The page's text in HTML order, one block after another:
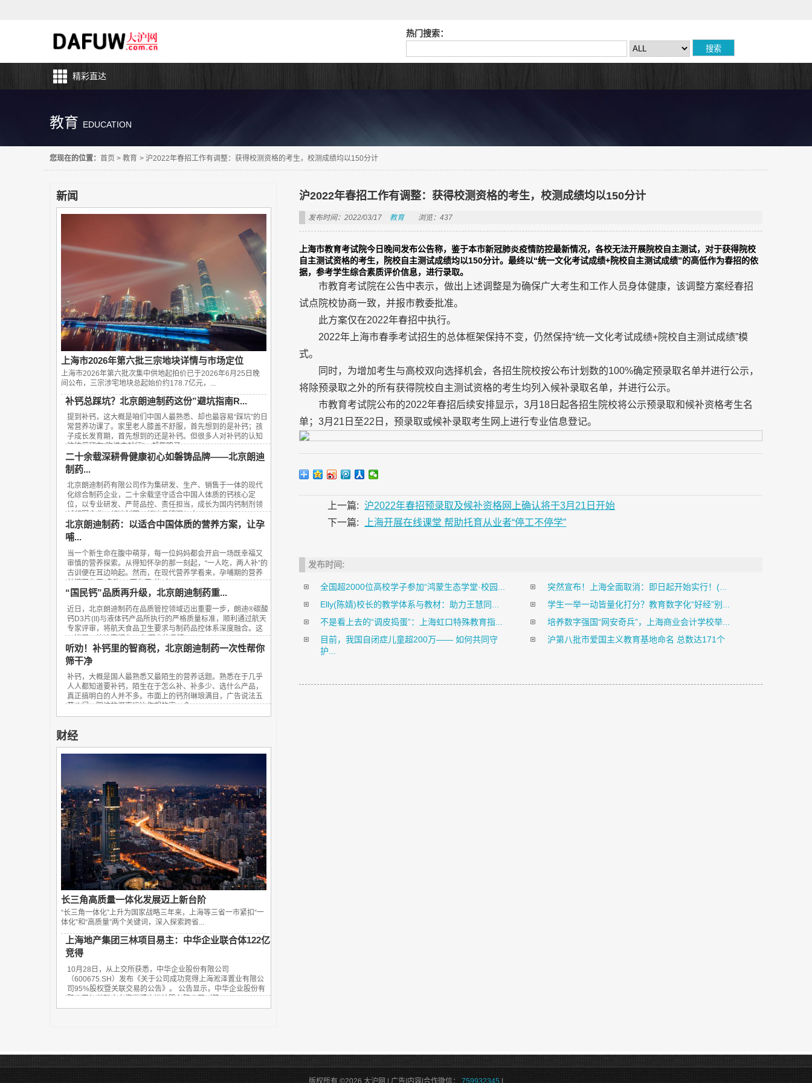
热门搜索：
精彩直达
教育 EDUCATION
您现在的位置： 首页 > 教育 > 沪2022年春招工作有调整：获得校测资格的考生，校测成绩均以150分计
新闻
上海市2026年第六批三宗地块详情与市场定位
上海市2026年第六批次集中供地起拍价已于2026年6月25日晚
间公布，‌三宗涉宅地块总起始价约178.7亿元‌，...
补钙总踩坑？北京朗迪制药这份”避坑指南R...
提到补钙，这大概是咱们中国人最熟悉、却也最容易“踩坑”的日
常营养功课了。家里老人膝盖不舒服，首先想到的是补钙；孩
子成长发育期，首先想到的还是补钙。但很多人对补钙的认知
往往停留在“吃进去就行”，却忽略了...
二十余载深耕骨健康初心如磐铸品牌——北京朗迪
制药...
北京朗迪制药有限公司作为集研发、生产、销售于一体的现代
化综合制药企业，二十余载坚守适合中国人体质的钙核心定
位，以专业研发、严苛品控、责任担当，成长为国内钙制剂领
域领军企业，朗迪制药、朗迪品牌深入人...
北京朗迪制药：以适合中国体质的营养方案，让孕
哺...
当一个新生命在腹中萌芽，每一位妈妈都会开启一场既幸福又
审慎的营养探索。从得知怀孕的那一刻起，“一人吃，两人补”的
古训便在耳边响起。然而，在现代营养学看来，孕哺期的营养
关键不在于“多吃”，而在于“补对”。...
“国民钙”品质再升级，北京朗迪制药重...
近日，北京朗迪制药在品质管控领域迈出重要一步，朗迪®碳酸
钙D3片(II)与液体钙产品所执行的严格质量标准，顺利通过航天
专家评审，将航天食品卫生要求与制药品控体系深度融合。这
一进展，让这家拥有23年历史的品牌...
听劝！补钙里的智商税，北京朗迪制药一次性帮你
筛干净
补钙，大概是国人最熟悉又最陌生的营养话题。熟悉在于几乎
人人都知道要补钙，陌生在于怎么补、补多少、选什么产品，
真正搞明白的人并不多。市面上的钙剂琳琅满目，广告说法五
花八门，踩坑的概率远比你想的高。今...
财经
长三角高质量一体化发展迈上新台阶
“长三角一体化”上升为国家战略三年来，上海等三省一市紧扣“一
体化”和“高质量”两个关键词，深入探索跨省...
上海地产集团三林项目易主：中华企业联合体122亿
竞得
10月28日，从上交所获悉，中华企业股份有限公司
（600675.SH）发布《关于公司成功竞得上海淞泽置业有限公
司95%股权暨关联交易的公告》。 公告显示，中华企业股份有
限公司与关联方上海世博土地控股有限公司（简...
沪2022年春招工作有调整：获得校测资格的考生，校测成绩均以150分计
发布时间：2022/03/17 教育 浏览：437
上海市教育考试院今日晚间发布公告称，鉴于本市新冠肺炎疫情防控最新情况，各校无法开展院校自主测试，对于获得院校
自主测试资格的考生，院校自主测试成绩均以150分计。最终以“统一文化考试成绩+院校自主测试成绩”的高低作为春招的依
据，参考学生综合素质评价信息，进行录取。
市教育考试院在公告中表示，做出上述调整是为确保广大考生和工作人员身体健康，该调整方案经春招
试点院校协商一致，并报市教委批准。
此方案仅在2022年春招中执行。
2022年上海市春季考试招生的总体框架保持不变，仍然保持“统一文化考试成绩+院校自主测试成绩”模
式。
同时，为增加考生与高校双向选择机会，各招生院校按公布计划数的100%确定预录取名单并进行公示，
将除预录取之外的所有获得院校自主测试资格的考生均列入候补录取名单，并进行公示。
市教育考试院公布的2022年春招后续安排显示，3月18日起各招生院校将公示预录取和候补资格考生名
单；3月21日至22日，预录取或候补录取考生网上进行专业信息登记。
上一篇:
沪2022年春招预录取及候补资格网上确认将于3月21日开始
下一篇:
上海开展在线课堂 帮助托育从业者“停工不停学”
发布时间:
全国超2000位高校学子参加“鸿蒙生态学堂·校园...
突然宣布！上海全面取消：即日起开始实行！(...
Elly(陈婧)校长的教学体系与教材：助力王慧同...
学生一举一动皆量化打分？教育数字化“好经”别...
不是看上去的“调皮捣蛋”：上海虹口特殊教育指...
培养数字强国“网安奇兵”，上海商业会计学校举...
目前，我国自闭症儿童超200万—— 如何共同守
护...
沪第八批市爱国主义教育基地命名 总数达171个